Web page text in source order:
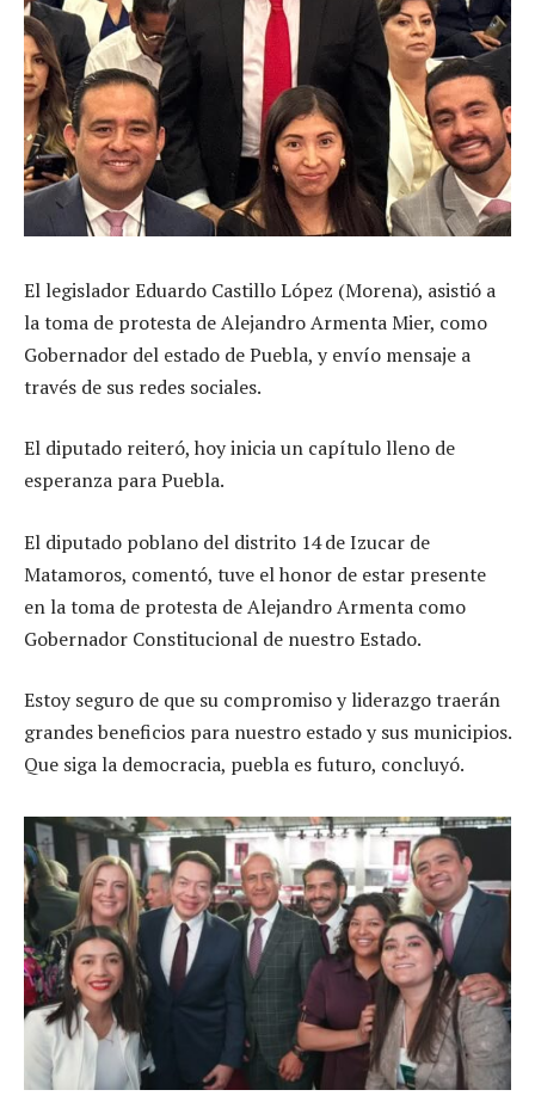
El legislador Eduardo Castillo López (Morena), asistió a
la toma de protesta de Alejandro Armenta Mier, como
Gobernador del estado de Puebla, y envío mensaje a
través de sus redes sociales.
El diputado reiteró, hoy inicia un capítulo lleno de
esperanza para Puebla.
El diputado poblano del distrito 14 de Izucar de
Matamoros, comentó, tuve el honor de estar presente
en la toma de protesta de Alejandro Armenta como
Gobernador Constitucional de nuestro Estado.
Estoy seguro de que su compromiso y liderazgo traerán
grandes beneficios para nuestro estado y sus municipios.
Que siga la democracia, puebla es futuro, concluyó.